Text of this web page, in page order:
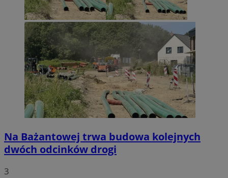
Na Bażantowej trwa budowa kolejnych
dwóch odcinków drogi
3